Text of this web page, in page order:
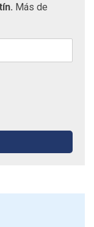
Más de